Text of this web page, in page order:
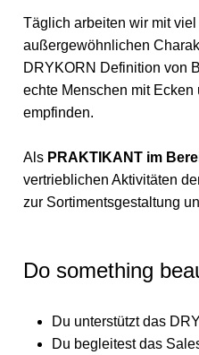
Täglich arbeiten wir mit
außergewöhnlichen
DRYKORN Definition von
echte Menschen mit
empfinden.
Als PRAKTIKANT im
vertrieblichen Aktivitäten
zur Sortimentsgestaltung
Do something
Du unterstützt das
Du begleitest das